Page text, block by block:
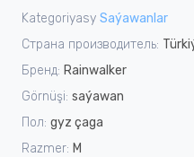
Kategoriyasy Saýawanlar
Страна производитель:
Бренд: Rainwalker
Görnüşi: saýawan
Пол: gyz çaga
Razmer: M